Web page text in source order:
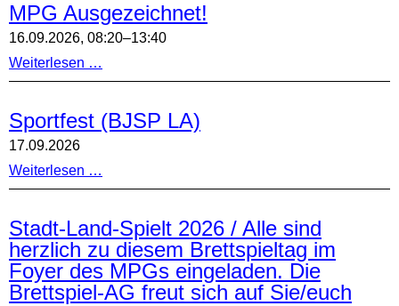
MPG Ausgezeichnet!
16.09.2026, 08:20–13:40
Weiterlesen …
Sportfest (BJSP LA)
17.09.2026
Weiterlesen …
Stadt-Land-Spielt 2026 / Alle sind
herzlich zu diesem Brettspieltag im
Foyer des MPGs eingeladen. Die
Brettspiel-AG freut sich auf Sie/euch